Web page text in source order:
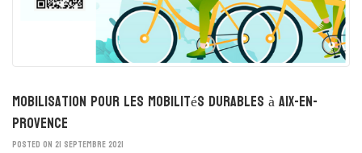
Mobilisation pour les mobilités durables à Aix-en-
Provence
POSTED ON 21 SEPTEMBRE 2021